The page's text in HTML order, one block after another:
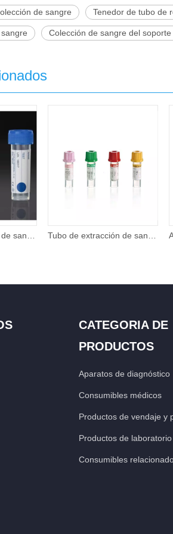
de sangre Tenedor de tubo de
Colección de sangre del
CATEGORIA DE
PRODUCTOS
Aparatos de diagnóstico
Consumibles médicos
Productos de vendaje y
Productos de laboratorio
Consumibles